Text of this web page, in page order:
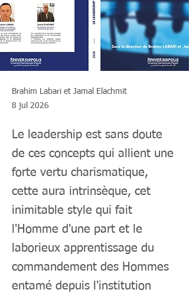
Brahim Labari et Jamal Elachmit
8 jul 2026
Le leadership est sans doute
de ces concepts qui allient une
forte vertu charismatique,
cette aura intrinsèque, cet
inimitable style qui fait
l'Homme d'une part et le
laborieux apprentissage du
commandement des Hommes
entamé depuis l'institution